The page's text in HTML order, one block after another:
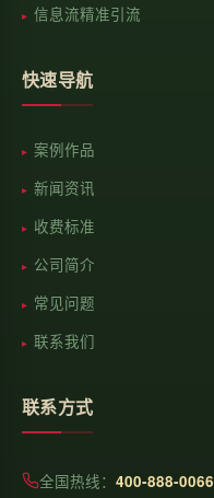
信息流精准引流
快速导航
案例作品
新闻资讯
收费标准
公司简介
常见问题
联系我们
联系方式
全国热线： 400-888-0066